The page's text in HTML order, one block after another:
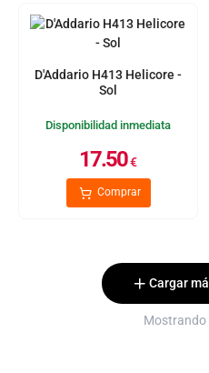
D'Addario H413 Helicore -
Sol
Disponibilidad inmediata
17.50€
Comprar
Cargar
Mostrando